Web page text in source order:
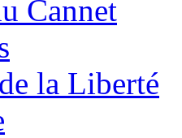
Cannet
la Liberté